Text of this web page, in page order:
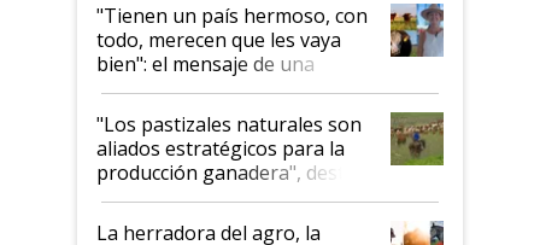
"Tienen un país hermoso, con
todo, merecen que les vaya
bien": el mensaje de una
ganadera uruguaya sobre las
oportunidades que se abren
para el agro en Argentina, con
foco en la carne
"Los pastizales naturales son
aliados estratégicos para la
producción ganadera", destaca
la iniciativa que ya reúne a 46
establecimientos en Argentina
La herradora del agro, la